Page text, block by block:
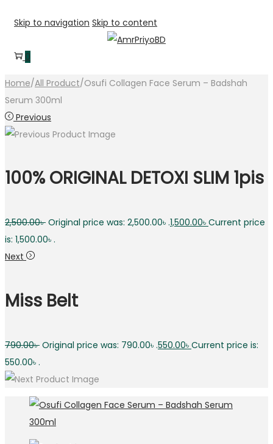
Skip to navigation Skip to content
0
Home/All Product/Osufi Collagen Face Serum – Badshah
Serum 300ml
Previous
100% ORIGINAL DETOXI SLIM 1pis
2,500.00৳ Original price was: 2,500.00৳ .1,500.00৳ Current price
is: 1,500.00৳ .
Next
Miss Belt
790.00৳ Original price was: 790.00৳ .550.00৳ Current price is:
550.00৳ .